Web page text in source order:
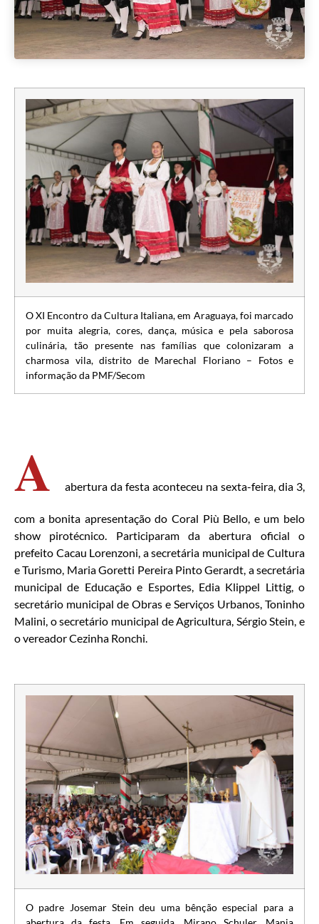
O XI Encontro da Cultura Italiana, em Araguaya, foi marcado
por muita alegria, cores, dança, música e pela saborosa
culinária, tão presente nas famílias que colonizaram a
charmosa vila, distrito de Marechal Floriano – Fotos e
informação da PMF/Secom
A abertura da festa aconteceu na sexta-feira, dia 3,
com a bonita apresentação do Coral Più Bello, e um belo
show pirotécnico. Participaram da abertura oficial o
prefeito Cacau Lorenzoni, a secretária municipal de Cultura
e Turismo, Maria Goretti Pereira Pinto Gerardt, a secretária
municipal de Educação e Esportes, Edia Klippel Littig, o
secretário municipal de Obras e Serviços Urbanos, Toninho
Malini, o secretário municipal de Agricultura, Sérgio Stein, e
o vereador Cezinha Ronchi.
O padre Josemar Stein deu uma bênção especial para a